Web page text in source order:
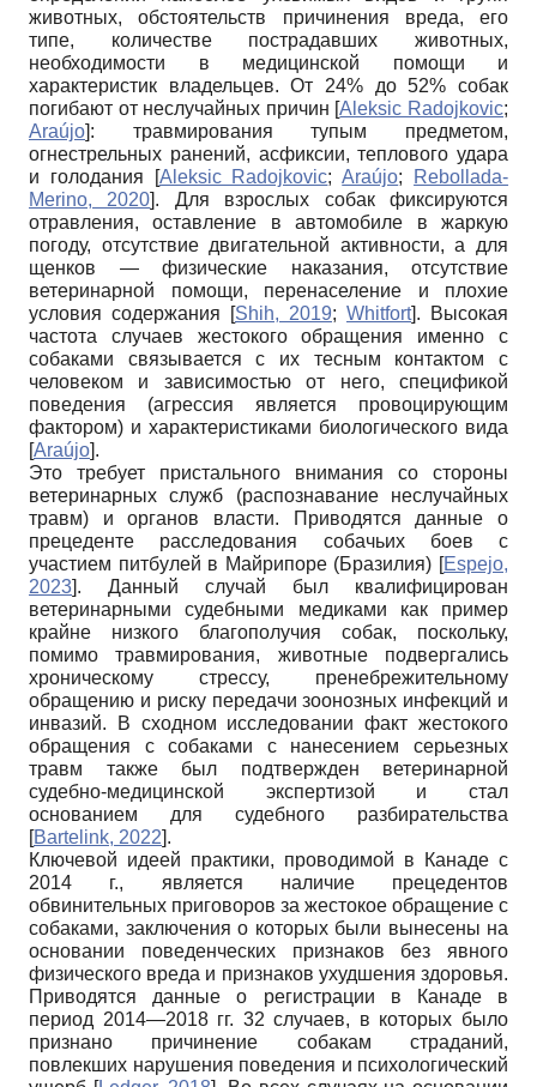
животных, обстоятельств причинения вреда, его
типе, количестве пострадавших животных,
необходимости в медицинской помощи и
характеристик владельцев. От 24% до 52% собак
погибают от неслучайных причин [Aleksic Radojkovic;
Araújo]: травмирования тупым предметом,
огнестрельных ранений, асфиксии, теплового удара
и голодания
[Aleksic Radojkovic;Araújo;
Rebollada-
Merino, 2020]. Для взрослых собак фиксируются
отравления, оставление в автомобиле в жаркую
погоду, отсутствие двигательной активности, а для
щенков — физические наказания, отсутствие
ветеринарной помощи, перенаселение и плохие
условия содержания
[Shih, 2019; Whitfort]. Высокая
частота случаев жестокого обращения именно с
собаками связывается с их тесным контактом с
человеком и зависимостью от него, спецификой
поведения (агрессия является провоцирующим
фактором) и характеристиками биологического вида
[Araújo].
Это требует пристального внимания со стороны
ветеринарных служб (распознавание неслучайных
травм) и органов власти. Приводятся данные о
прецеденте расследования собачьих боев с
участием питбулей в Майрипоре (Бразилия) [Espejo,
2023]. Данный случай был квалифицирован
ветеринарными судебными медиками как пример
крайне низкого благополучия собак, поскольку,
помимо травмирования, животные подвергались
хроническому стрессу, пренебрежительному
обращению и риску передачи зоонозных инфекций и
инвазий. В сходном исследовании факт жестокого
обращения с собаками с нанесением серьезных
травм также был подтвержден ветеринарной
судебно-медицинской экспертизой и стал
основанием для судебного разбирательства
[Bartelink, 2022].
Ключевой идеей практики, проводимой в Канаде с
2014 г., является наличие прецедентов
обвинительных приговоров за жестокое обращение с
собаками, заключения о которых были вынесены на
основании поведенческих признаков без явного
физического вреда и признаков ухудшения здоровья.
Приводятся данные о регистрации в Канаде в
период 2014—2018 гг. 32 случаев, в которых было
признано причинение собакам страданий,
повлекших нарушения поведения и психологический